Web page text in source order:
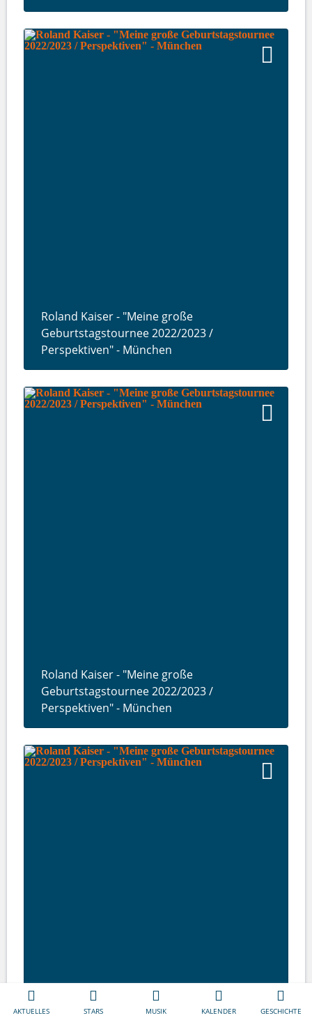
Roland Kaiser - "Meine große
Geburtstagstournee 2022/2023 /
Perspektiven" - München
Roland Kaiser - "Meine große
Geburtstagstournee 2022/2023 /
Perspektiven" - München
AKTUELLES STARS MUSIK KALENDER GESCHICHTE